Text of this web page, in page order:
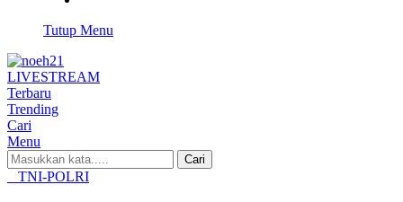
Tutup Menu
LIVESTREAM
Terbaru
Trending
Cari
Menu
Cari
TNI-POLRI